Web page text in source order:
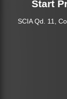
Start
SCIA Qd. 11,